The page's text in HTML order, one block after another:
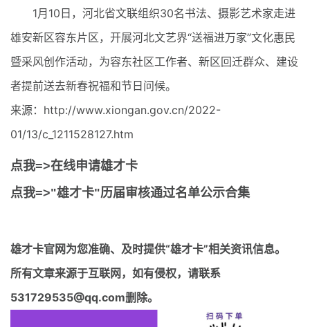
1月10日，河北省文联组织30名书法、摄影艺术家走进
雄安新区容东片区，开展河北文艺界“送福进万家”文化惠民
暨采风创作活动，为容东社区工作者、新区回迁群众、建设
者提前送去新春祝福和节日问候。
来源：http://www.xiongan.gov.cn/2022-
01/13/c_1211528127.htm
点我=>在线申请雄才卡
点我=>"雄才卡"历届审核通过名单公示合集
雄才卡官网为您准确、及时提供“雄才卡”相关资讯信息。
所有文章来源于互联网，如有侵权，请联系
531729535@qq.com删除。